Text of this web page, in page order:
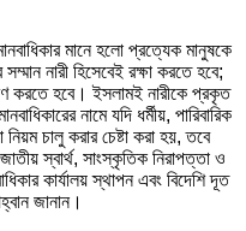
মানে হলো প্রত্যেক মানুষকে
নারী হিসেবেই রক্ষা করতে হবে;
করতে হবে। ইসলামই নারীকে প্রকৃত
নামে যদি ধর্মীয়, পারিবারিক
চালু করার চেষ্টা করা হয়, তবে
স্বার্থ, সাংস্কৃতিক নিরাপত্তা ও
কার্যালয় স্থাপন এবং বিদেশি দূত
জানান।